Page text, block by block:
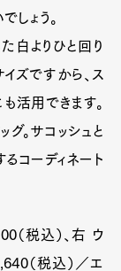
しょう。
白よりひと回り
ズですから、ス
活用できます。
。サコッシュと
コーディネート
（税込）、右 ウ
（税込）／エ